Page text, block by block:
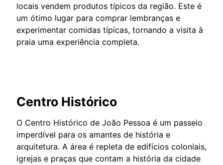
locais vendem produtos típicos da região. Este é
um ótimo lugar para comprar lembranças e
experimentar comidas típicas, tornando a visita à
praia uma experiência completa.
Centro Histórico
O Centro Histórico de João Pessoa é um passeio
imperdível para os amantes de história e
arquitetura. A área é repleta de edifícios coloniais,
igrejas e praças que contam a história da cidade